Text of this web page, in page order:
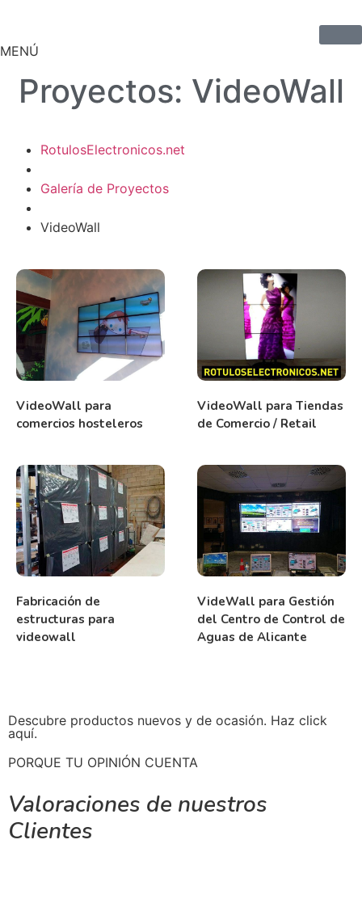
MENÚ
Proyectos: VideoWall
RotulosElectronicos.net
Galería de Proyectos
VideoWall
VideoWall para
comercios hosteleros
VideoWall para Tiendas
de Comercio / Retail
Fabricación de
estructuras para
videowall
VideWall para Gestión
del Centro de Control de
Aguas de Alicante
Descubre productos nuevos y de ocasión. Haz click
aquí.
PORQUE TU OPINIÓN CUENTA
Valoraciones de nuestros
Clientes